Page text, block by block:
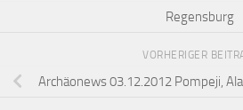
Regensburg
VORHERIGER
Archäonews 03.12.2012 Pompeji,